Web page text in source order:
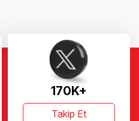
170K+
Takip Et